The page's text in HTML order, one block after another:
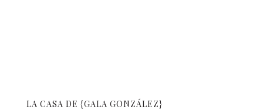
LA CASA DE {GALA GONZÁLEZ}